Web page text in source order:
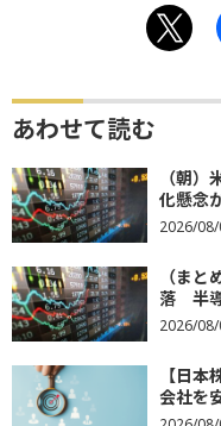
あわせて読む
（朝
化懸念
2026/
（ま
落 半
2026/
【日
会社を